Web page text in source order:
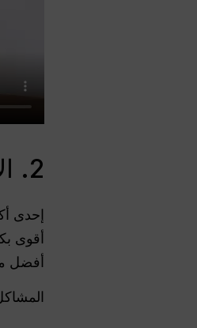
2. الاتساق عبر الشخصيات والمنتجات والمشاهد
أقوى
أفضل